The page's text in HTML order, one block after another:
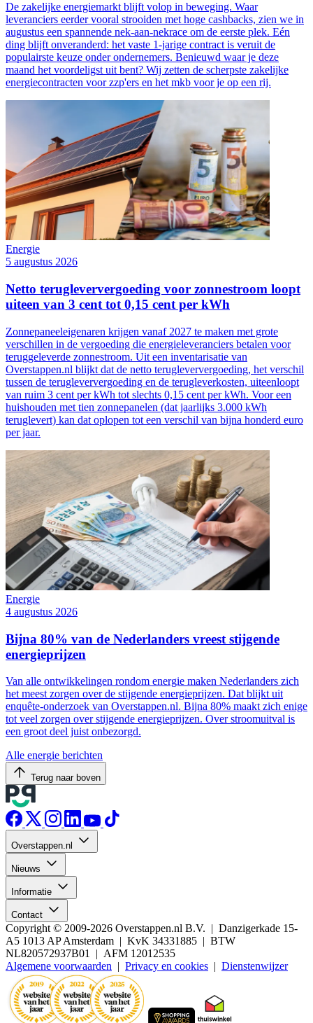
De zakelijke energiemarkt blijft volop in beweging. Waar
leveranciers eerder vooral strooiden met hoge cashbacks, zien we in
augustus een spannende nek-aan-nekrace om de eerste plek. Eén
ding blijft onveranderd: het vaste 1-jarige contract is veruit de
populairste keuze onder ondernemers. Benieuwd waar je deze
maand het voordeligst uit bent? Wij zetten de scherpste zakelijke
energiecontracten voor zzp'ers en het mkb voor je op een rij.
Energie
5 augustus 2026
Netto terugleververgoeding voor zonnestroom loopt
uiteen van 3 cent tot 0,15 cent per kWh
Zonnepaneeleigenaren krijgen vanaf 2027 te maken met grote
verschillen in de vergoeding die energieleveranciers betalen voor
teruggeleverde zonnestroom. Uit een inventarisatie van
Overstappen.nl blijkt dat de netto terugleververgoeding, het verschil
tussen de terugleververgoeding en de terugleverkosten, uiteenloopt
van ruim 3 cent per kWh tot slechts 0,15 cent per kWh. Voor een
huishouden met tien zonnepanelen (dat jaarlijks 3.000 kWh
teruglevert) kan dat oplopen tot een verschil van bijna honderd euro
per jaar.
Energie
4 augustus 2026
Bijna 80% van de Nederlanders vreest stijgende
energieprijzen
Van alle ontwikkelingen rondom energie maken Nederlanders zich
het meest zorgen over de stijgende energieprijzen. Dat blijkt uit
enquête-onderzoek van Overstappen.nl. Bijna 80% maakt zich enige
tot veel zorgen over stijgende energieprijzen. Over stroomuitval is
een groot deel juist onbezorgd.
Alle energie berichten
Terug naar boven
Overstappen.nl
Nieuws
Informatie
Contact
Copyright © 2009-2026 Overstappen.nl B.V. | Danzigerkade 15-
A5 1013 AP Amsterdam | KvK 34331885 | BTW
NL820572937B01 | AFM 12012535
Algemene voorwaarden | Privacy en cookies | Dienstenwijzer